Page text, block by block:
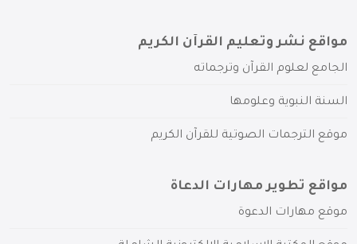
مواقع نشر وتعليم القرآن الكريم
الجامع لعلوم القرآن وترجماته
السنة النبوية وعلومها
موقع الترجمات الصوتية للقرآن الكريم
مواقع تطوير مهارات الدعاة
موقع مهارات الدعوة